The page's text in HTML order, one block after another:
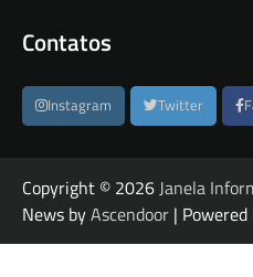
Contatos
Instagram Twitter
Copyright © 2026 Janela
News byAscendoor | Powered